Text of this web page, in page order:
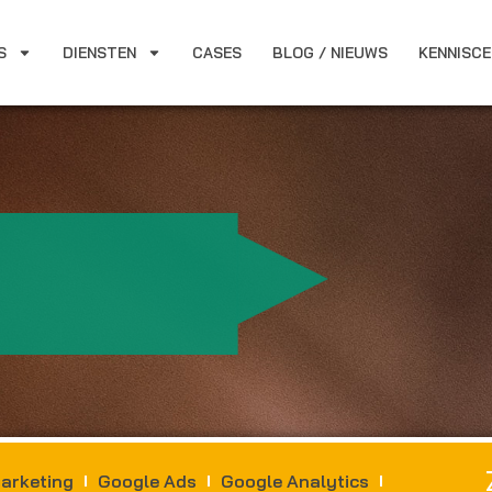
DIENSTEN CASES BLOG / NIEUWS
Google Ads
Google Analytics